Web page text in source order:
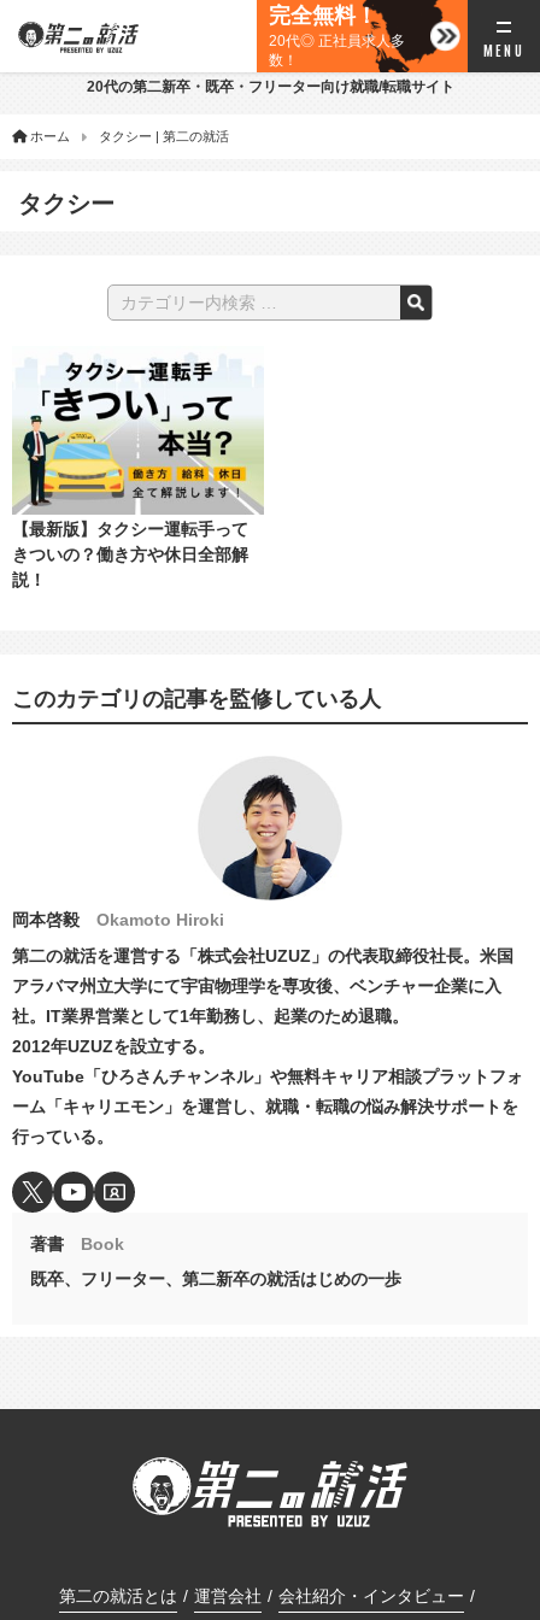
完全無料！
20代◎ 正社員求人多
数！
20代の第二新卒・既卒・フリーター向け就職/転職サイト
ホーム タクシー | 第二の就活
タクシー
【最新版】タクシー運転手って
きついの？働き方や休日全部解
説！
このカテゴリの記事を監修している人
岡本啓毅
Okamoto Hiroki
第二の就活を運営する「株式会社UZUZ」の代表取締役社長。米国
アラバマ州立大学にて宇宙物理学を専攻後、ベンチャー企業に入
社。IT業界営業として1年勤務し、起業のため退職。
2012年UZUZを設立する。
YouTube「ひろさんチャンネル」や無料キャリア相談プラットフォ
ーム「キャリエモン」を運営し、就職・転職の悩み解決サポートを
行っている。
著書
Book
既卒、フリーター、第二新卒の就活はじめの一歩
第二の就活とは 運営会社 会社紹介・インタビュー